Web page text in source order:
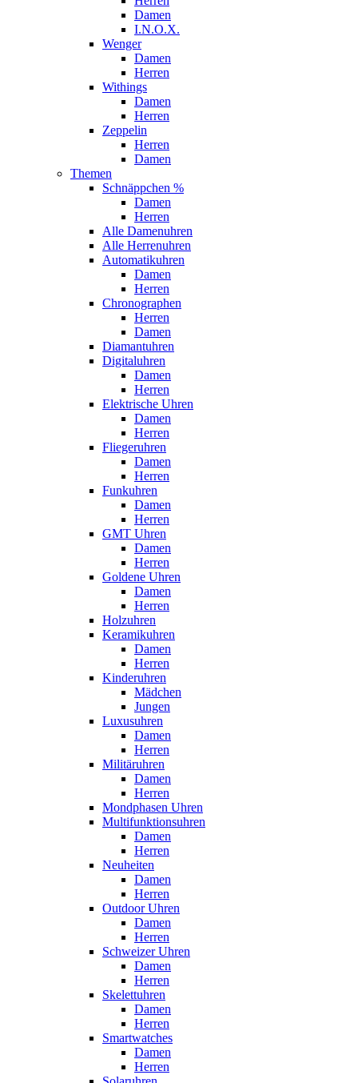
Damen
I.N.O.X.
Wenger
Damen
Herren
Withings
Damen
Herren
Zeppelin
Herren
Damen
Themen
Schnäppchen %
Damen
Herren
Alle Damenuhren
Alle Herrenuhren
Automatikuhren
Damen
Herren
Chronographen
Herren
Damen
Diamantuhren
Digitaluhren
Damen
Herren
Elektrische Uhren
Damen
Herren
Fliegeruhren
Damen
Herren
Funkuhren
Damen
Herren
GMT Uhren
Damen
Herren
Goldene Uhren
Damen
Herren
Holzuhren
Keramikuhren
Damen
Herren
Kinderuhren
Mädchen
Jungen
Luxusuhren
Damen
Herren
Militäruhren
Damen
Herren
Mondphasen Uhren
Multifunktionsuhren
Damen
Herren
Neuheiten
Damen
Herren
Outdoor Uhren
Damen
Herren
Schweizer Uhren
Damen
Herren
Skelettuhren
Damen
Herren
Smartwatches
Damen
Herren